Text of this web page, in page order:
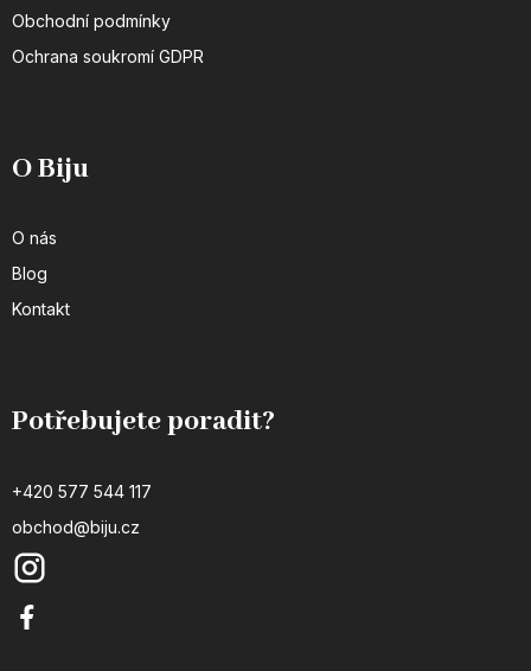
Obchodní podmínky
Ochrana soukromí GDPR
O Biju
O nás
Blog
Kontakt
Potřebujete poradit?
+420 577 544 117
obchod@biju.cz